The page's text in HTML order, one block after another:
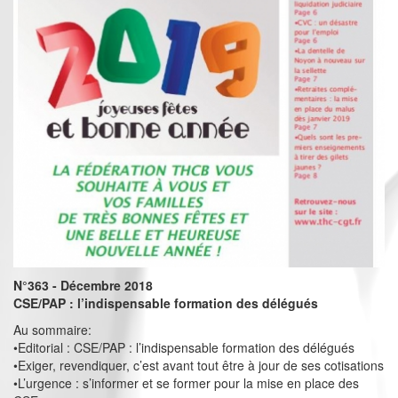
N°363 - Décembre 2018
CSE/PAP : l’indispensable formation des délégués
Au sommaire:
•Editorial : CSE/PAP : l’indispensable formation des délégués
•Exiger, revendiquer, c’est avant tout être à jour de ses cotisations
•L’urgence : s’informer et se former pour la mise en place des